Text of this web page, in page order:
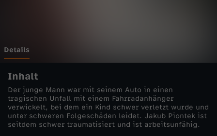
t
-
G
e
Details
Inhalt
Der junge Mann war mit seinem Auto in einen
tragischen Unfall mit einem Fahrradanhänger
verwickelt, bei dem ein Kind schwer verletzt wurde und
unter schweren Folgeschäden leidet. Jakub Piontek ist
seitdem schwer traumatisiert und ist arbeitsunfähig.